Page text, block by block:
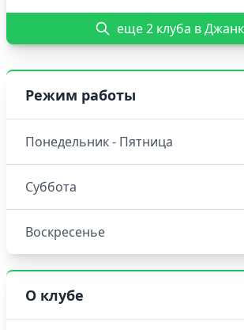
О клубе
еще 2 клуба в
Режим работы
Понедельник - Пятница
Суббота
Воскресенье